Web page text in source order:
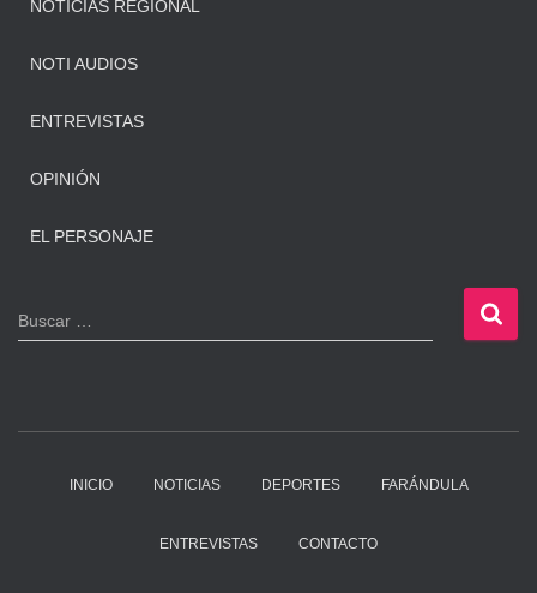
NOTICIAS REGIONAL
NOTI AUDIOS
ENTREVISTAS
OPINIÓN
EL PERSONAJE
B
u
Buscar …
INICIO NOTICIAS DEPORTES FARÁNDULA
ENTREVISTAS CONTACTO